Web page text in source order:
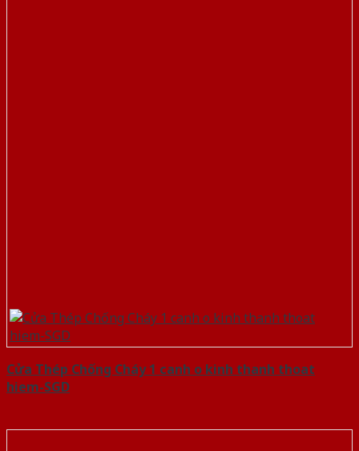
Cửa Thép Chống Cháy 1 canh o kinh thanh thoat
hiem-SGD